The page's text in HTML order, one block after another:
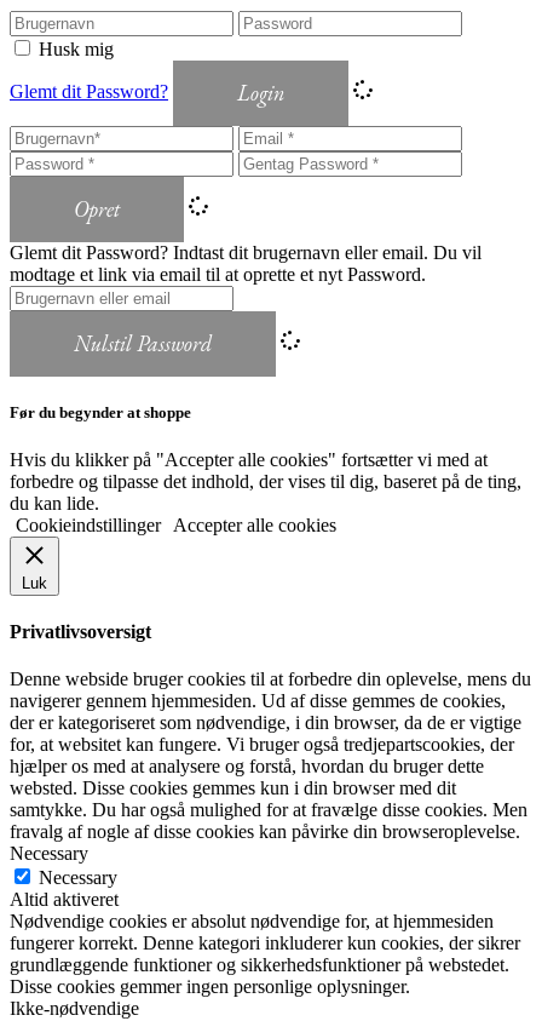
Husk mig
Glemt dit Password? Login
Opret
Glemt dit Password? Indtast dit brugernavn eller email. Du vil
modtage et link via email til at oprette et nyt Password.
Nulstil Password
Før du begynder at shoppe
Hvis du klikker på "Accepter alle cookies" fortsætter vi med at
forbedre og tilpasse det indhold, der vises til dig, baseret på de ting,
du kan lide.
Cookieindstillinger
Accepter alle cookies
Luk
Privatlivsoversigt
Denne webside bruger cookies til at forbedre din oplevelse, mens du
navigerer gennem hjemmesiden. Ud af disse gemmes de cookies,
der er kategoriseret som nødvendige, i din browser, da de er vigtige
for, at websitet kan fungere. Vi bruger også tredjepartscookies, der
hjælper os med at analysere og forstå, hvordan du bruger dette
websted. Disse cookies gemmes kun i din browser med dit
samtykke. Du har også mulighed for at fravælge disse cookies. Men
fravalg af nogle af disse cookies kan påvirke din browseroplevelse.
Necessary
Necessary
Altid aktiveret
Nødvendige cookies er absolut nødvendige for, at hjemmesiden
fungerer korrekt. Denne kategori inkluderer kun cookies, der sikrer
grundlæggende funktioner og sikkerhedsfunktioner på webstedet.
Disse cookies gemmer ingen personlige oplysninger.
Ikke-nødvendige